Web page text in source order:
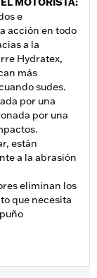
e
acción en todo
a la
Hydratex,
más
sudes.
por una
por una
están
a la abrasión
eliminan los
que necesita